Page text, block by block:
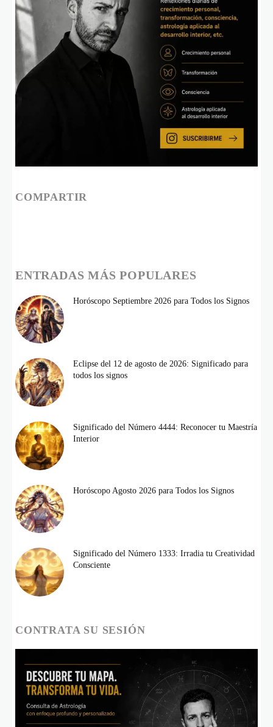
COMPARTIR
ENTRADAS MÁS POPULARES
Horóscopo Septiembre 2026 para Todos los Signos
Eclipse del 12 de agosto de 2026: Significado para
todos los signos
Significado del Número 4444: Reconocer tu Maestría
Interior
Horóscopo Agosto 2026 para Todos los Signos
Significado del Número 1333: Irradia tu Creatividad
Consciente
CONTRATA SU SESIÓN